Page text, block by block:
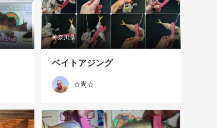
神奈川県
ベイトアジング
☆尚☆